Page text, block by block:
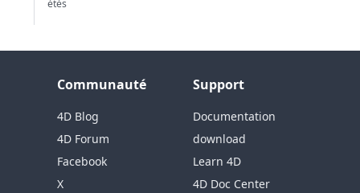
étés
Communauté
4D Blog
4D Forum
Facebook
X
Support
Documentation
download
Learn 4D
4D Doc Center